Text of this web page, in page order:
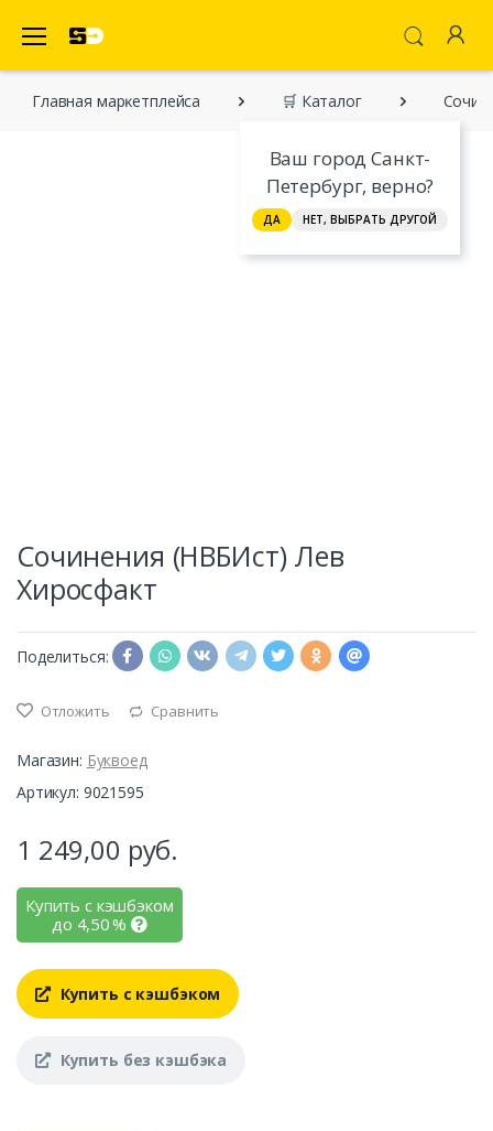
Ваш город Санкт-
Петербург, верно?
ДА НЕТ, ВЫБРАТЬ ДРУГОЙ
Главная марĸетплейса 🛒 Каталог
Сочинения (НВБИст) Лев
Хиросфакт
Поделиться:
Отложить Сравнить
Магазин: Буквоед
Артикул: 9021595
1 249,00 руб.
Купить с кэшбэком
до 4,50%
Купить с кэшбэком
Купить без кэшбэка